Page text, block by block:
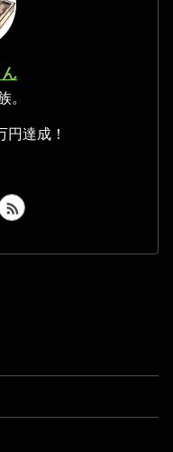
。
達成！